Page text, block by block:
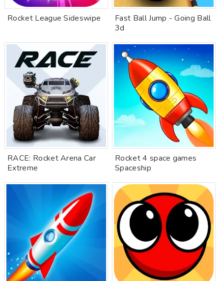
Rocket League Sideswipe
Fast Ball Jump - Going Ball
3d
RACE: Rocket Arena Car
Extreme
Rocket 4 space games
Spaceship